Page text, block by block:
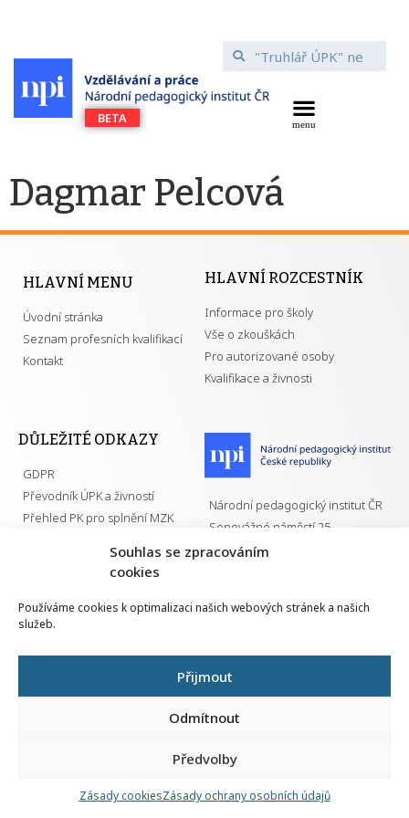
Souhlas se zpracováním
cookies
Používáme cookies k optimalizaci našich webových stránek a našich
služeb.
Přijmout
Odmítnout
Předvolby
Zásady cookiesZásady ochrany osobních údajů
Dagmar Pelcová
HLAVNÍ MENU
Úvodní stránka
Seznam profesních kvalifikací
Kontakt
HLAVNÍ ROZCESTNÍK
Informace pro školy
Vše o zkouškách
Pro autorizované osoby
Kvalifikace a živnosti
DŮLEŽITÉ ODKAZY
GDPR
Převodník ÚPK a živností
Přehled PK pro splnění MZK
Národní pedagogický institut ČR
Senovážné náměstí 25
110 00 Praha 1